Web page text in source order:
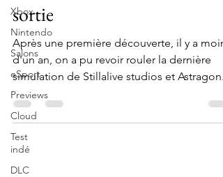
Xbox
Nintendo
Salons
eSport
Previews
Cloud
Test
indé
DLC
sortie
Après une première découverte, il y a
d'un an, on a pu revoir rouler la dernière
simulation de Stillalive studios et Astragon...